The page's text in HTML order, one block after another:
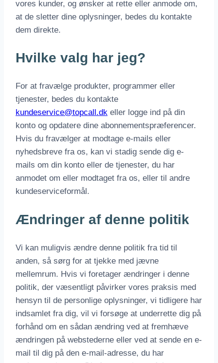
vores kunder, og ønsker at rette eller anmode om,
at de sletter dine oplysninger, bedes du kontakte
dem direkte.
Hvilke valg har jeg?
For at fravælge produkter, programmer eller
tjenester, bedes du kontakte
kundeservice@topcall.dk eller logge ind på din
konto og opdatere dine abonnementspræferencer.
Hvis du fravælger at modtage e-mails eller
nyhedsbreve fra os, kan vi stadig sende dig e-
mails om din konto eller de tjenester, du har
anmodet om eller modtaget fra os, eller til andre
kundeserviceformål.
Ændringer af denne politik
Vi kan muligvis ændre denne politik fra tid til
anden, så sørg for at tjekke med jævne
mellemrum. Hvis vi foretager ændringer i denne
politik, der væsentligt påvirker vores praksis med
hensyn til de personlige oplysninger, vi tidligere har
indsamlet fra dig, vil vi forsøge at underrette dig på
forhånd om en sådan ændring ved at fremhæve
ændringen på webstederne eller ved at sende en e-
mail til dig på den e-mail-adresse, du har